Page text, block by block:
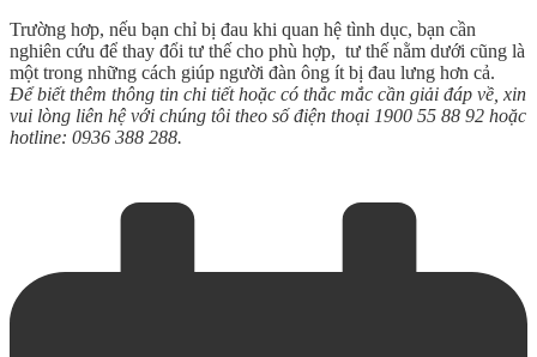
Trường hơp, nếu bạn chỉ bị đau khi quan hệ tình dục, bạn cần
nghiên cứu để thay đổi tư thế cho phù hợp, tư thế nằm dưới cũng là
một trong những cách giúp người đàn ông ít bị đau lưng hơn cả.
Để biết thêm thông tin chi tiết hoặc có thắc mắc cần giải đáp về, xin
vui lòng liên hệ với chúng tôi theo số điện thoại 1900 55 88 92 hoặc
hotline: 0936 388 288.